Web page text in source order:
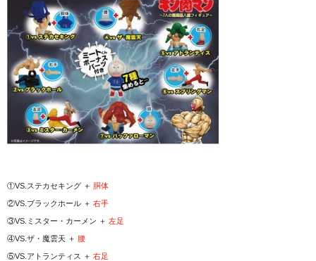
①VS.ステカセキング ＋ 胴体
②VS.ブラックホール ＋ 右手
③VS.ミスター・カーメン ＋ 左足
④VS.ザ・魔雲天 ＋ 腰
⑤VS.アトランティス ＋ 右足